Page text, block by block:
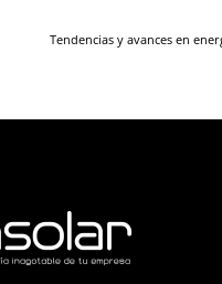
Tendencias y avances en